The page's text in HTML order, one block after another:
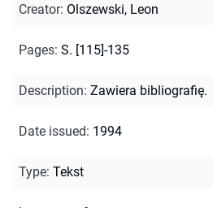
Creator: Olszewski, Leon
Pages: S. [115]-135
Description: Zawiera bibliografię.
Date issued: 1994
Type: Tekst